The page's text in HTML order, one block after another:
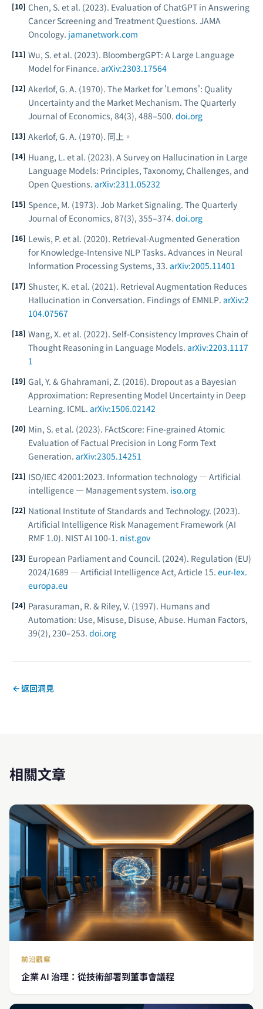
Chen, S. et al. (2023). Evaluation of ChatGPT in Answering
Cancer Screening and Treatment Questions. JAMA
Oncology. jamanetwork.com
Wu, S. et al. (2023). BloombergGPT: A Large Language
Model for Finance. arXiv:2303.17564
Akerlof, G. A. (1970). The Market for 'Lemons': Quality
Uncertainty and the Market Mechanism. The Quarterly
Journal of Economics, 84(3), 488–500. doi.org
Akerlof, G. A. (1970). 同上。
Huang, L. et al. (2023). A Survey on Hallucination in Large
Language Models: Principles, Taxonomy, Challenges, and
Open Questions. arXiv:2311.05232
Spence, M. (1973). Job Market Signaling. The Quarterly
Journal of Economics, 87(3), 355–374. doi.org
Lewis, P. et al. (2020). Retrieval-Augmented Generation
for Knowledge-Intensive NLP Tasks. Advances in Neural
Information Processing Systems, 33. arXiv:2005.11401
Shuster, K. et al. (2021). Retrieval Augmentation Reduces
Hallucination in Conversation. Findings of EMNLP. arXiv:2
104.07567
Wang, X. et al. (2022). Self-Consistency Improves Chain of
Thought Reasoning in Language Models. arXiv:2203.1117
1
Gal, Y. & Ghahramani, Z. (2016). Dropout as a Bayesian
Approximation: Representing Model Uncertainty in Deep
Learning. ICML. arXiv:1506.02142
Min, S. et al. (2023). FActScore: Fine-grained Atomic
Evaluation of Factual Precision in Long Form Text
Generation. arXiv:2305.14251
ISO/IEC 42001:2023. Information technology — Artificial
intelligence — Management system. iso.org
National Institute of Standards and Technology. (2023).
Artificial Intelligence Risk Management Framework (AI
RMF 1.0). NIST AI 100-1. nist.gov
European Parliament and Council. (2024). Regulation (EU)
2024/1689 — Artificial Intelligence Act, Article 15. eur-lex.
europa.eu
Parasuraman, R. & Riley, V. (1997). Humans and
Automation: Use, Misuse, Disuse, Abuse. Human Factors,
39(2), 230–253. doi.org
返回洞見
相關文章
前沿觀察
企業 AI 治理：從技術部署到董事會議程